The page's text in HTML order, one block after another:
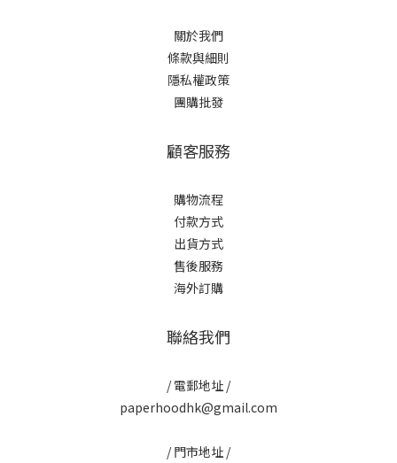
關於我們
條款與細則
隱私權政策
團購批發
顧客服務
購物流程
付款方式
出貨方式
售後服務
海外訂購
聯絡我們
/ 電郵地址 /
paperhoodhk@gmail.com
/ 門市地址 /